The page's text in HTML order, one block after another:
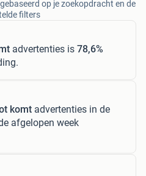
op je zoekopdracht en de
filters
advertenties is 78,6%
komt advertenties in de
afgelopen week